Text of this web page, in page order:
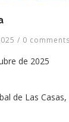
/ 0 comments
2025
Casas,